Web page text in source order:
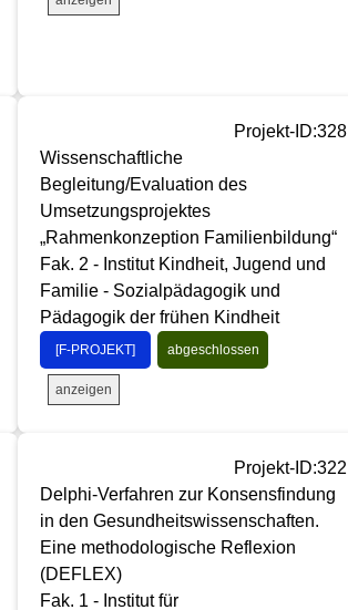
Projekt-ID:328
Wissenschaftliche
Begleitung/Evaluation des
Umsetzungsprojektes
„Rahmenkonzeption Familienbildung“
Fak. 2 - Institut Kindheit, Jugend und
Familie - Sozialpädagogik und
Pädagogik der frühen Kindheit
[F-PROJEKT] abgeschlossen
anzeigen
Projekt-ID:322
Delphi-Verfahren zur Konsensfindung
in den Gesundheitswissenschaften.
Eine methodologische Reflexion
(DEFLEX)
Fak. 1 - Institut für